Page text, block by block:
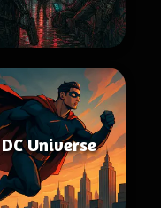
DC Universe